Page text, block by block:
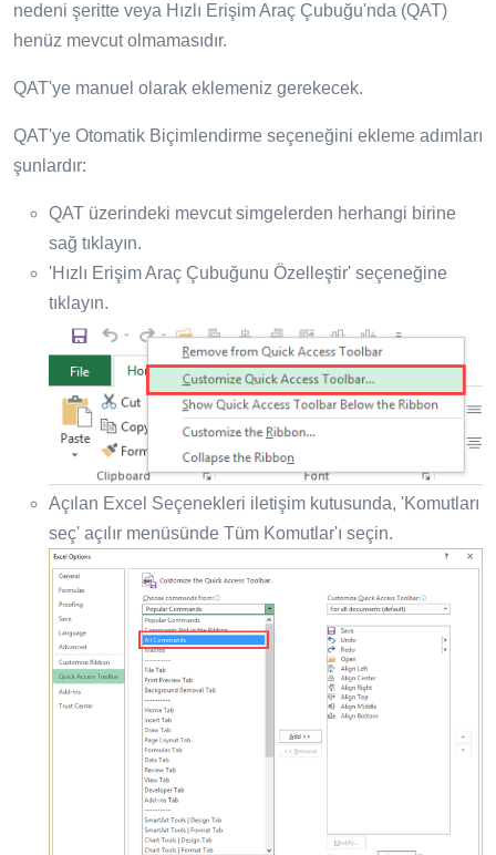
nedeni şeritte veya Hızlı Erişim Araç Çubuğu'nda (QAT)
henüz mevcut olmamasıdır.
QAT'ye manuel olarak eklemeniz gerekecek.
QAT'ye Otomatik Biçimlendirme seçeneğini ekleme adımları
şunlardır:
QAT üzerindeki mevcut simgelerden herhangi birine
sağ tıklayın.
'Hızlı Erişim Araç Çubuğunu Özelleştir' seçeneğine
tıklayın.
Açılan Excel Seçenekleri iletişim kutusunda, 'Komutları
seç' açılır menüsünde Tüm Komutlar'ı seçin.